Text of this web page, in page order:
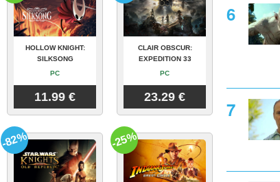
HOLLOW KNIGHT:
SILKSONG
PC
11.99 €
CLAIR OBSCUR:
EXPEDITION 33
PC
23.29 €
-82% -25%